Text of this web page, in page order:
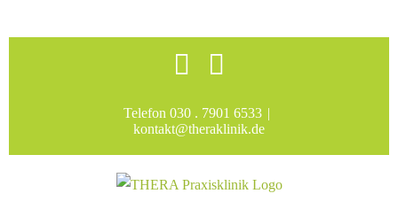
Skip
Facebook
Telefon 030 . 7901 6533 |
kontakt@theraklinik.de